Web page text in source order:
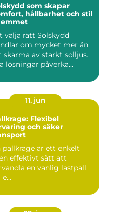
som skapar
hållbarhet och stil
välja rätt Solskydd
om mycket mer än
skärma av starkt solljus.
lösningar påverka...
11. jun
Flexibel
och säker
pallkrage är ett enkelt
effektivt sätt att
en vanlig lastpall